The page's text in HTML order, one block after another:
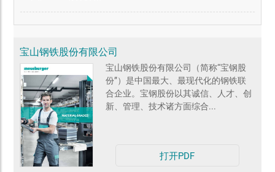
宝山钢铁股份有限公司
宝山钢铁股份有限公司（简称“宝钢股
份”）是中国最大、最现代化的钢铁联
合企业。宝钢股份以其诚信、人才、创
新、管理、技术诸方面综合...
打开PDF